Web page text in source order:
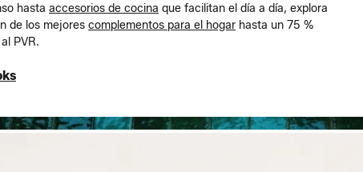
hasta accesorios de cocina que facilitan el día a día, explora
de los mejores complementos para el hogar hasta un 75 %
PVR.